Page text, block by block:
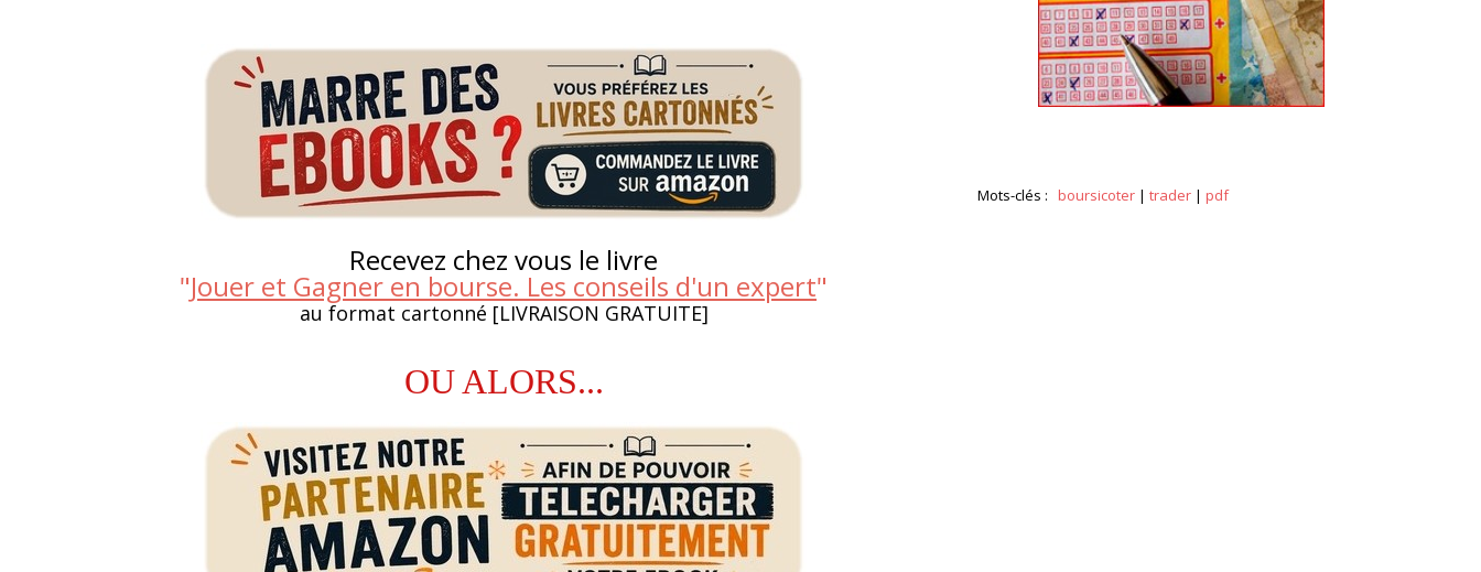
Recevez chez vous le livre
"Jouer et Gagner en bourse. Les conseils d'un expert"
au format cartonné [LIVRAISON GRATUITE]
OU ALORS...
Mots-clés : boursicoter | trader | pdf